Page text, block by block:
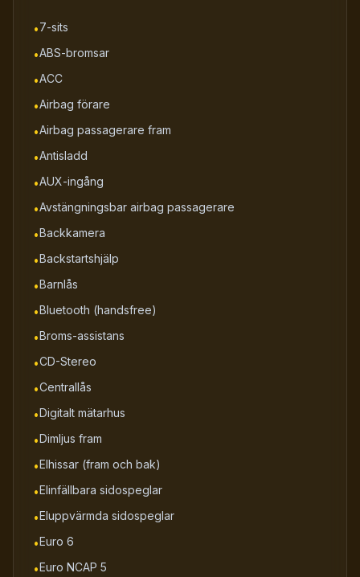
•7-sits
•ABS-bromsar
•ACC
•Airbag förare
•Airbag passagerare fram
•Antisladd
•AUX-ingång
•Avstängningsbar airbag passagerare
•Backkamera
•Backstartshjälp
•Barnlås
•Bluetooth (handsfree)
•Broms-assistans
•CD-Stereo
•Centrallås
•Digitalt mätarhus
•Dimljus fram
•Elhissar (fram och bak)
•Elinfällbara sidospeglar
•Eluppvärmda sidospeglar
•Euro 6
•Euro NCAP 5